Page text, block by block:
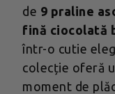
de 9 praline
fină ciocolată
într-o cutie
colecție oferă
moment de